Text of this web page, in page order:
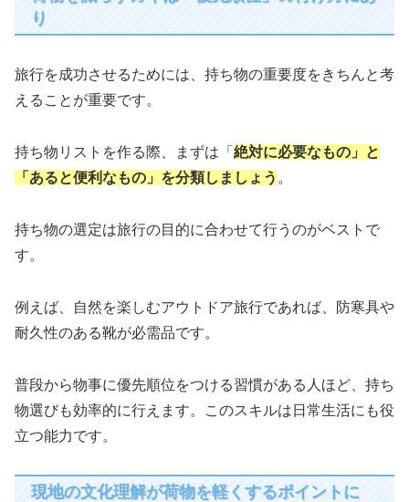
り
旅行を成功させるためには、持ち物の重要度をきちんと考
えることが重要です。
持ち物リストを作る際、まずは「 絶対に必要なもの」と
「あると便利なもの」を分類しましょう 。
持ち物の選定は旅行の目的に合わせて行うのがベストで
す。
例えば、自然を楽しむアウトドア旅行であれば、防寒具や
耐久性のある靴が必需品です。
普段から物事に優先順位をつける習慣がある人ほど、持ち
物選びも効率的に行えます。このスキルは日常生活にも役
立つ能力です。
現地の文化理解が荷物を軽くするポイントに